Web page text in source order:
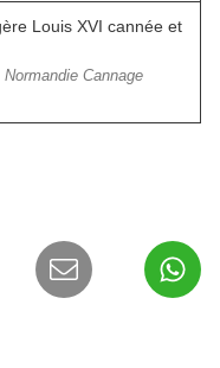
Normandie Cannage